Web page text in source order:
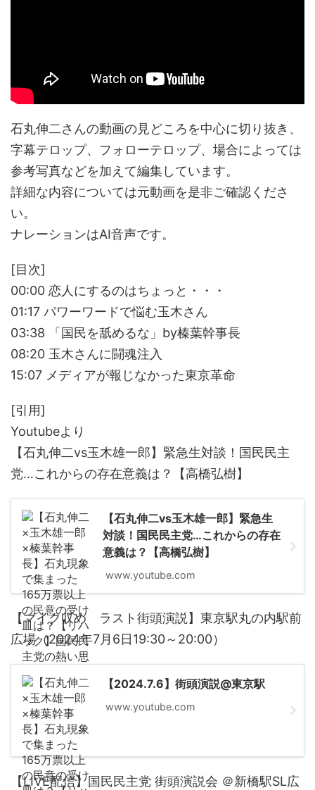
石丸伸二さんの動画の見どころを中心に切り抜き、
字幕テロップ、フォローテロップ、場合によっては
参考写真などを加えて編集しています。
詳細な内容については元動画を是非ご確認くださ
い。
ナレーションはAI音声です。
[目次]
00:00 恋人にするのはちょっと・・・
01:17 パワーワードで悩む玉木さん
03:38 「国民を舐めるな」by榛葉幹事長
08:20 玉木さんに闘魂注入
15:07 メディアが報じなかった東京革命
[引用]
Youtubeより
【石丸伸二vs玉木雄一郎】緊急生対談！国民民主
党…これからの存在意義は？【高橋弘樹】
【石丸伸二vs玉木雄一郎】緊急生
対談！国民民主党…これからの存在
意義は？【高橋弘樹】
www.youtube.com
【マイク収め ラスト街頭演説】東京駅丸の内駅前
広場（2024年7月6日19:30～20:00）
【2024.7.6】街頭演説@東京駅
www.youtube.com
【LIVE配信】国民民主党 街頭演説会 ＠新橋駅SL広